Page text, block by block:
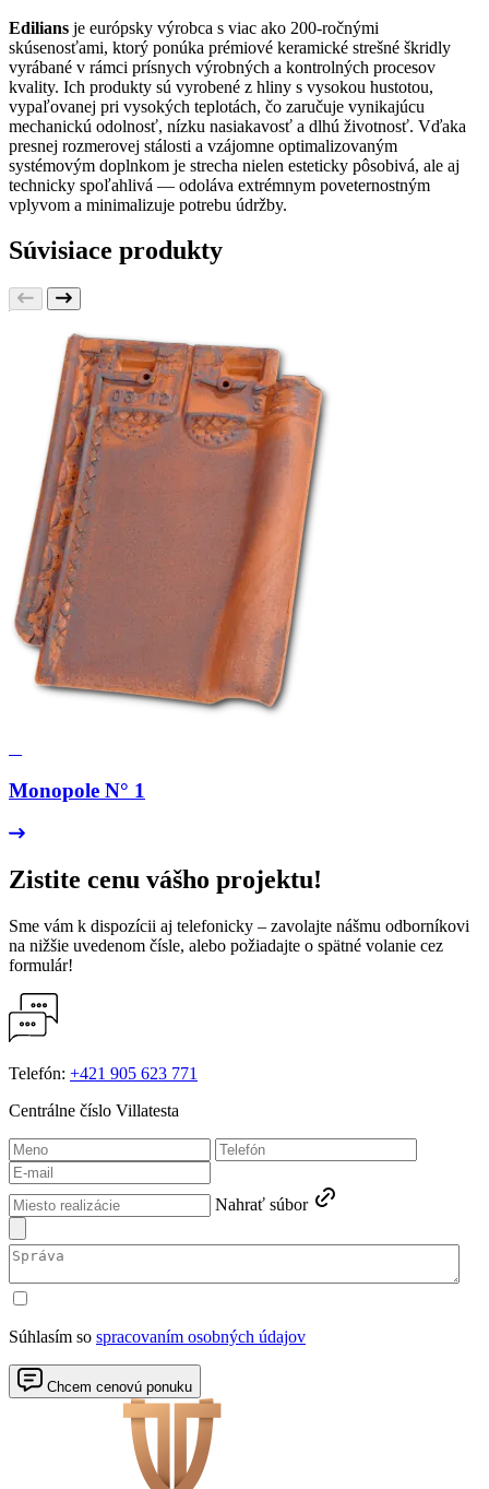
Edilians je európsky výrobca s viac ako 200-ročnými
skúsenosťami, ktorý ponúka prémiové keramické strešné škridly
vyrábané v rámci prísnych výrobných a kontrolných procesov
kvality. Ich produkty sú vyrobené z hliny s vysokou hustotou,
vypaľovanej pri vysokých teplotách, čo zaručuje vynikajúcu
mechanickú odolnosť, nízku nasiakavosť a dlhú životnosť. Vďaka
presnej rozmerovej stálosti a vzájomne optimalizovaným
systémovým doplnkom je strecha nielen esteticky pôsobivá, ale aj
technicky spoľahlivá — odoláva extrémnym poveternostným
vplyvom a minimalizuje potrebu údržby.
Súvisiace produkty
Monopole N° 1
Zistite cenu vášho projektu!
Sme vám k dispozícii aj telefonicky – zavolajte nášmu odborníkovi
na nižšie uvedenom čísle, alebo požiadajte o spätné volanie cez
formulár!
Telefón: +421 905 623 771
Centrálne číslo Villatesta
Nahrať súbor
Súhlasím so spracovaním osobných údajov
Chcem cenovú ponuku